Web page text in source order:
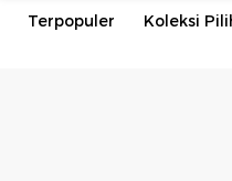
Terpopuler Koleksi